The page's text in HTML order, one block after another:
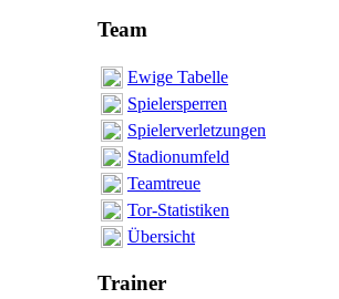
Team
Ewige Tabelle
Spielersperren
Spielerverletzungen
Stadionumfeld
Teamtreue
Tor-Statistiken
Übersicht
Trainer